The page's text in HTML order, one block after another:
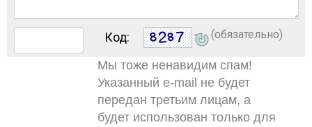
Код: (обязательно)
Мы тоже ненавидим спам!
Указанный e-mail не будет
передан третьим лицам, а
будет использован только для